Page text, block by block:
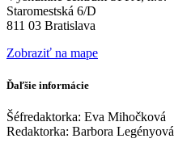
Staromestská 6/D
811 03 Bratislava
Zobraziť na mape
Ďaľšie informácie
Šéfredaktorka: Eva Mihočková
Redaktorka: Barbora Legényová